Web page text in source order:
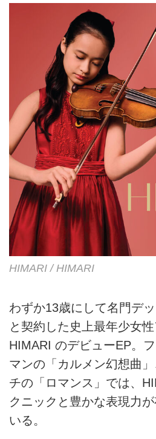
HIMARI / HIMARI
わずか13歳にして名門デ
と契約した史上最年少女性
HIMARI のデビューEP。
マンの「カルメン幻想曲
チの「ロマンス」では、
クニックと豊かな表現力
いる。